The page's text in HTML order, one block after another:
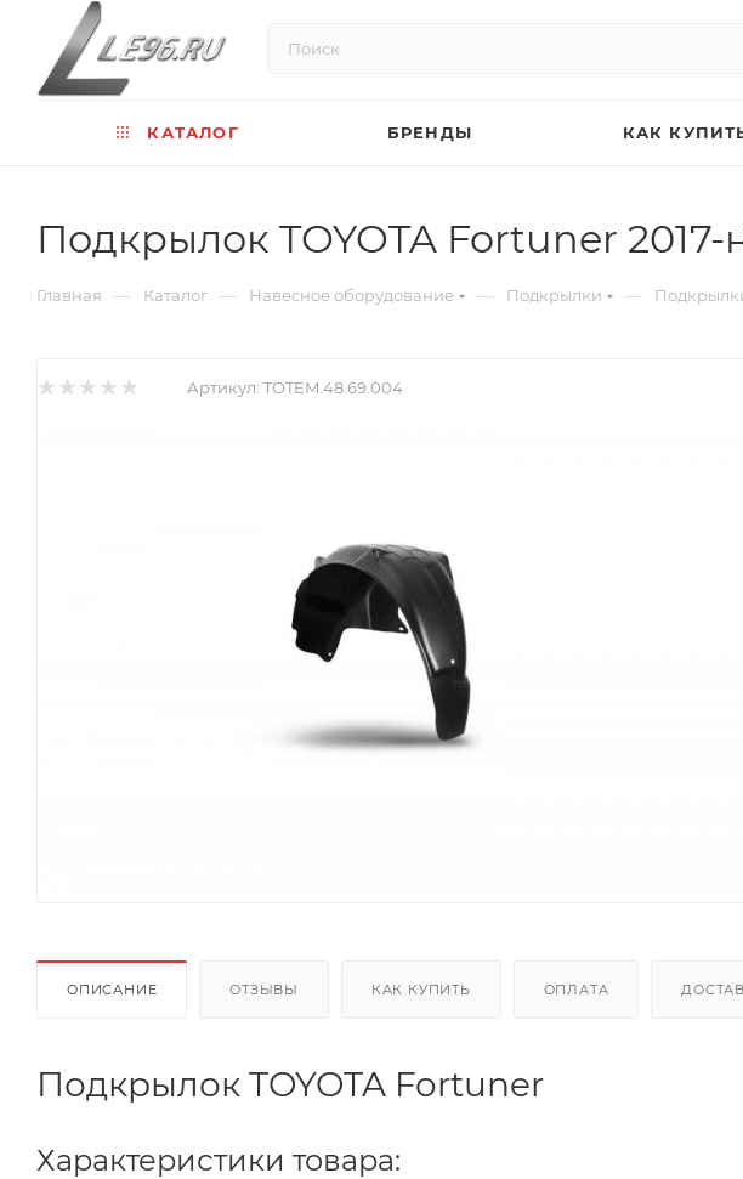
КАТАЛОГ БРЕНДЫ КАК
Подкрылок TOYOTA Fortuner
Главная — Каталог — Навесное оборудование — Подкрылки —
Артикул: TOTEM.48.69.004
ОПИСАНИЕ ОТЗЫВЫ КАК КУПИТЬ ОПЛАТА
Подкрылок TOYOTA Fortuner
Характеристики товара: